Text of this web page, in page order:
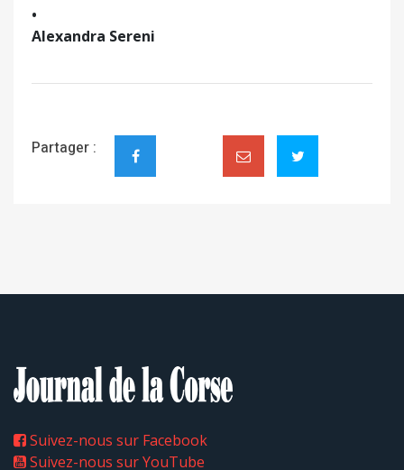
•
Alexandra Sereni
Partager :
Suivez-nous sur Facebook
Suivez-nous sur YouTube